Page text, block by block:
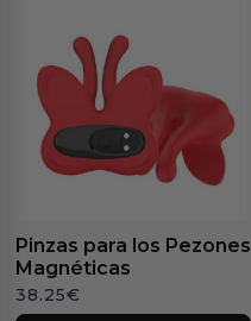
Pinzas para los Pezones
Magnéticas
38.25€